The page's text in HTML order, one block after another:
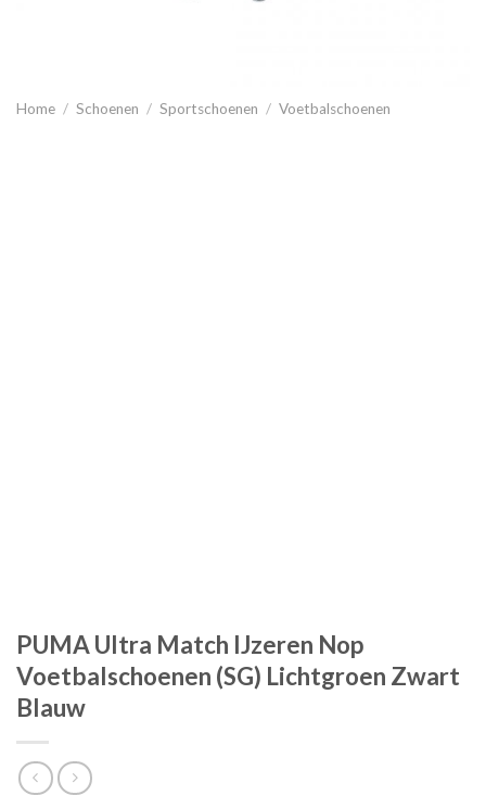
Home / Schoenen / Sportschoenen / Voetbalschoenen
PUMA Ultra Match IJzeren Nop
Voetbalschoenen (SG) Lichtgroen Zwart
Blauw